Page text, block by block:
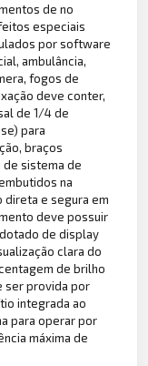
de no
especiais
por software
ambulância,
fogos de
deve conter,
de 1/4 de
para
braços
de sistema de
na
direta e segura em
deve possuir
de display
clara do
de brilho
ser provida por
integrada ao
para operar por
máxima de